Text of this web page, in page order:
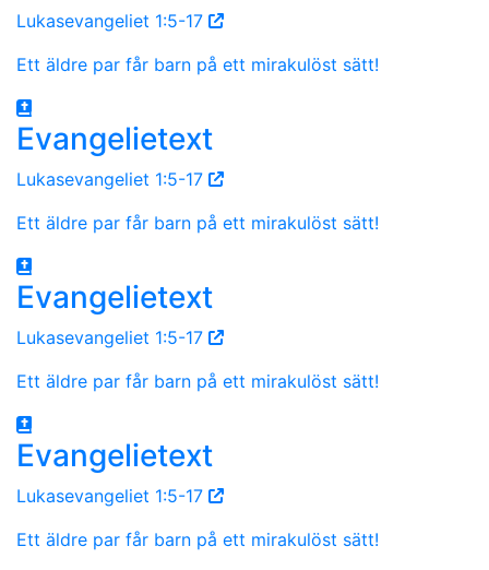
Lukasevangeliet 1:5-17
Ett äldre par får barn på ett mirakulöst sätt!
Evangelietext
Lukasevangeliet 1:5-17
Ett äldre par får barn på ett mirakulöst sätt!
Evangelietext
Lukasevangeliet 1:5-17
Ett äldre par får barn på ett mirakulöst sätt!
Evangelietext
Lukasevangeliet 1:5-17
Ett äldre par får barn på ett mirakulöst sätt!